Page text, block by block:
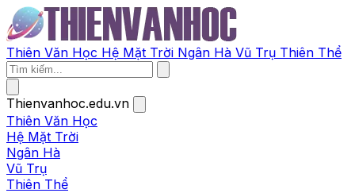
Thiên Văn Học Hệ Mặt Trời Ngân Hà Vũ Trụ Thiên Thể
Thienvanhoc.edu.vn
Thiên Văn Học
Hệ Mặt Trời
Ngân Hà
Vũ Trụ
Thiên Thể